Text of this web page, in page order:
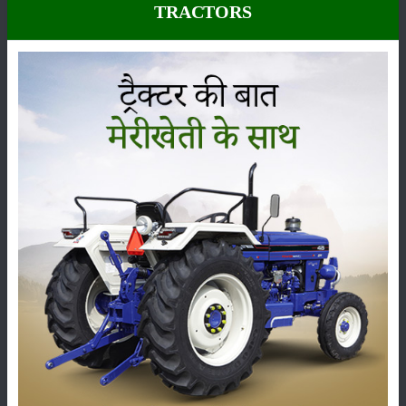
मूंगफली की फसल के लिए सबसे महत्वपूर्ण निराई गुड़ाई और खरपतवार नियंत्रण होता
है। निराई गुड़ाई की वजह से फसलों में अच्छा उत्पादन होता है। बारिश के दिनों में
खरपतवार ढक जाते हैं खरपतवार पौधों को किसी भी प्रकार से बढ़ने नहीं देते हैं।
फसलों को खरपतवार से सुरक्षित रखने के लिए कम से कम दो से तीन बार खेतों में निराई
और गुड़ाई करनी चाहिए। पहली निराई गुड़ाई फूल आने के टाइम करें और दूसरी लगभग
2 से 3 सप्ताह बात करें। जब नस्से भूमि के भीतर प्रवेश करने लगे। इस प्रक्रिया को
अपनाने के बाद कोई और निराई गुड़ाई की आवश्यकता नहीं होती हैं।
मूंगफली (Peanut) के कीट एवं रोग (pests and diseases)
मूंगफली फसल की कटाई का उचित समय:
किसानों के अनुसार जब पौधों की पत्तियां पीली रंग की नजर आने लगे तो कटाई की
प्रक्रिया को शुरू कर दें। मूंगफली की फलियों को पौधों से अलग करने के बाद कम से
कम 8 से 10 दिन तक उन्हें खूब अच्छी तरह से सुखा लेना आवश्यक होता है।
मूंगफली की फलियों को किसान लगभग तब तक सुखाते हैं जब तक उनमें 10% नमी ना
बचे। इस प्रतिक्रिया को किसान इसलिए अपनाते हैं क्योंकि नमी वाली फलियों को
इकट्ठा या भंडारित करने से उन में विभिन्न प्रकार की बीमारियों का प्रकोप बना रहता
TRACTORS